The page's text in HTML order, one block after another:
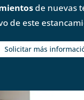
de nuevas
de este
Solicitar más